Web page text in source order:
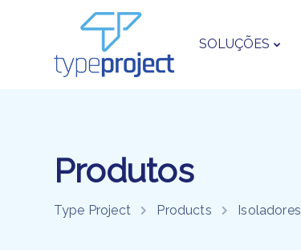
SOLUÇÕES
Produtos
Type Project Products Isoladores